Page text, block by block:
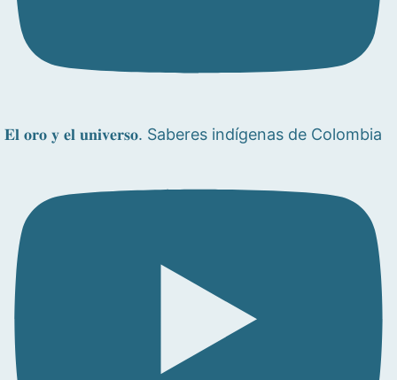
𝐄𝐥 𝐨𝐫𝐨 𝐲 𝐞𝐥 𝐮𝐧𝐢𝐯𝐞𝐫𝐬𝐨. Saberes indígenas de Colombia